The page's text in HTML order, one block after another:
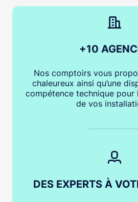
+10
Nos comptoirs vous
chaleureux ainsi qu’une
compétence technique
de vos
DES EXPERTS À